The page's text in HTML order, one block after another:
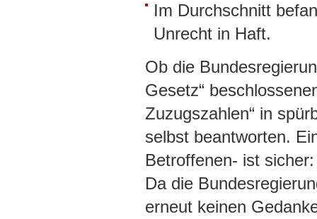
Im Durchschnitt
Unrecht in Haft.
Ob die
Gesetz“
Zuzugszahlen“ in
selbst beantworten.
Betroffenen- ist
Da die
erneut keinen